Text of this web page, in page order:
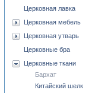
Церковная лавка
Церковная мебель
Церковная утварь
Церковные бра
Церковные ткани
Бархат
Китайский шелк